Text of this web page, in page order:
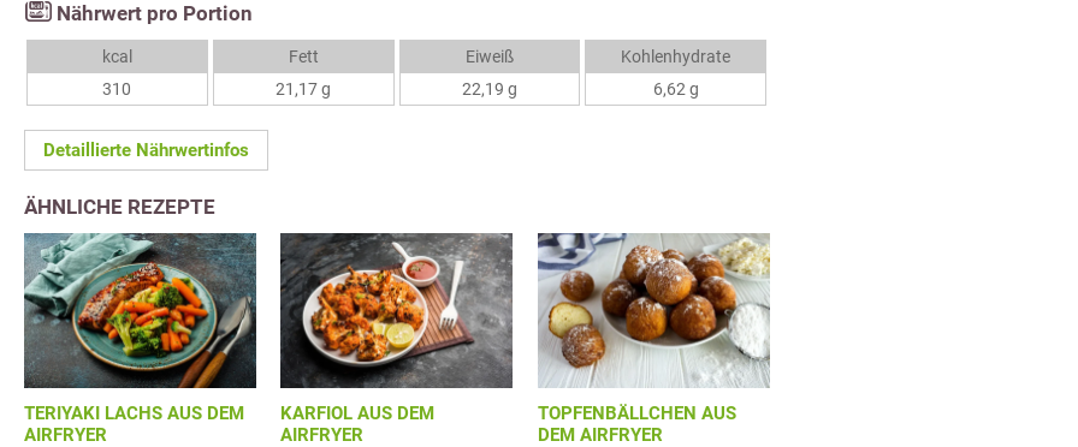
Nährwert pro Portion
kcal
310
Fett
21,17 g
Eiweiß
22,19 g
Kohlenhydrate
6,62 g
Detaillierte Nährwertinfos
ÄHNLICHE REZEPTE
TERIYAKI LACHS AUS DEM
AIRFRYER
KARFIOL AUS DEM
AIRFRYER
TOPFENBÄLLCHEN AUS
DEM AIRFRYER